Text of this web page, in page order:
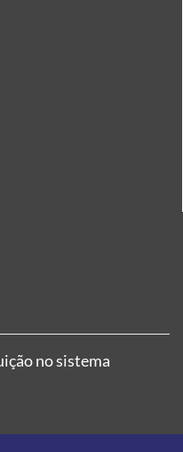
no sistema